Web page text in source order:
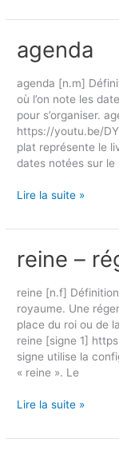
agenda
agenda [n.m]
où l’on note les
pour s’organiser.
https://youtu.be/
plat représente le
dates notées sur
agenda
Lire la suite »
reine –
reine [n.f]
royaume. Une
place du roi ou de
reine [signe 1]
signe utilise la
« reine ». Le
reine
–
régente
Lire la suite »